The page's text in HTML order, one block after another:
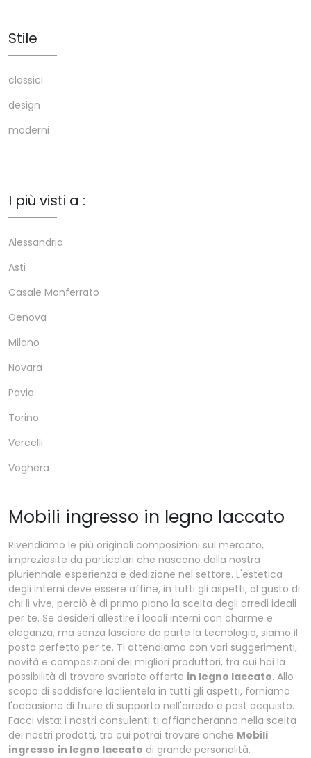
Stile
classici
design
moderni
I più visti a :
Alessandria
Asti
Casale Monferrato
Genova
Milano
Novara
Pavia
Torino
Vercelli
Voghera
Mobili ingresso in legno laccato
Rivendiamo le più originali composizioni sul mercato,
impreziosite da particolari che nascono dalla nostra
pluriennale esperienza e dedizione nel settore. L'estetica
degli interni deve essere affine, in tutti gli aspetti, al gusto di
chi li vive, perciò è di primo piano la scelta degli arredi ideali
per te. Se desideri allestire i locali interni con charme e
eleganza, ma senza lasciare da parte la tecnologia, siamo il
posto perfetto per te. Ti attendiamo con vari suggerimenti,
novità e composizioni dei migliori produttori, tra cui hai la
possibilità di trovare svariate offerte in legno laccato. Allo
scopo di soddisfare laclientela in tutti gli aspetti, forniamo
l'occasione di fruire di supporto nell'arredo e post acquisto.
Facci vista: i nostri consulenti ti affiancheranno nella scelta
dei nostri prodotti, tra cui potrai trovare anche Mobili
ingresso in legno laccato di grande personalità.